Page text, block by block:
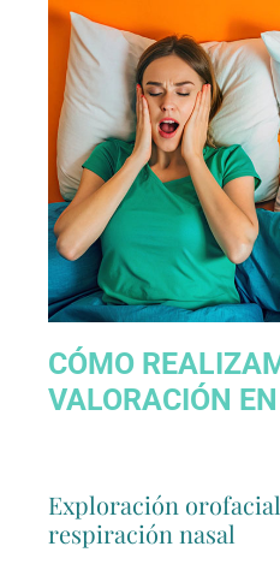
CÓMO
VALORACIÓN
Exploración
respiración nasal